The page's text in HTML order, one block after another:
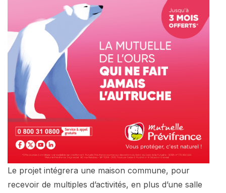
Le projet intégrera une maison commune, pour
recevoir de multiples d’activités, en plus d’une salle